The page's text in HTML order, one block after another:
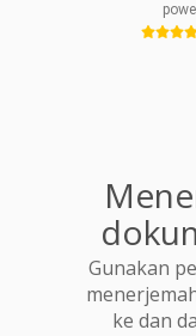
Gunakan
ke dan